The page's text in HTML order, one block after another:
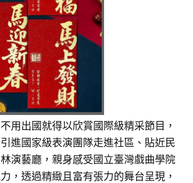
用出國就得以欣賞國際級精采節目，
進國家級表演團隊走進社區、貼近民
演藝廳，親身感受國立臺灣戲曲學院
，透過精緻且富有張力的舞台呈現，